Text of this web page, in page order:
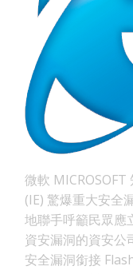
微軟 MICROSOFT
(IE) 驚爆重大安全
地聯手呼籲民眾應
資安漏洞的資安公
安全漏洞銜接